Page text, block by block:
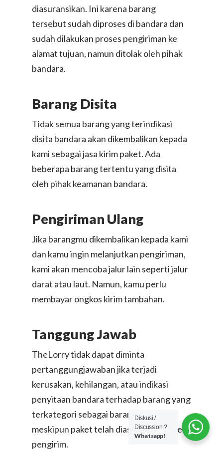
diasuransikan. Ini karena barang
tersebut sudah diproses di bandara dan
sudah dilakukan proses pengiriman ke
alamat tujuan, namun ditolak oleh pihak
bandara.
Barang Disita
Tidak semua barang yang terindikasi
disita bandara akan dikembalikan kepada
kami sebagai jasa kirim paket. Ada
beberapa barang tertentu yang disita
oleh pihak keamanan bandara.
Pengiriman Ulang
Jika barangmu dikembalikan kepada kami
dan kamu ingin melanjutkan pengiriman,
kami akan mencoba jalur lain seperti jalur
darat atau laut. Namun, kamu perlu
membayar ongkos kirim tambahan.
Tanggung Jawab
TheLorry tidak dapat diminta
pertanggungjawaban jika terjadi
kerusakan, kehilangan, atau indikasi
penyitaan bandara terhadap barang yang
terkategori sebagai barang terlarang,
meskipun paket telah diasuransikan oleh
pengirim.
Diskusi /
Discussion ?
Whatsapp!